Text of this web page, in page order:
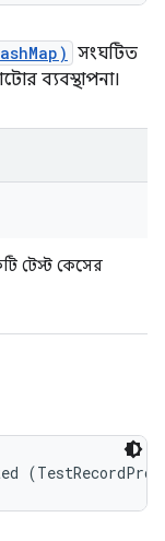
সংঘটিত
ব্যবস্থাপনা।
টেস্ট কেসের